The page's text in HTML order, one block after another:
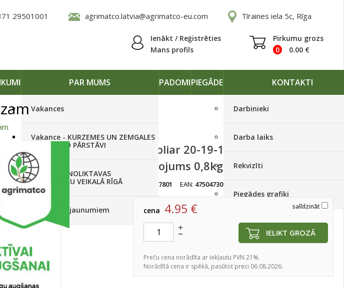
29501001 agrimatco.latvia@agrimatco-eu.com Tīraines iela 5c, Rīga
Ienākt / Reģistrēties
Mans profils
Pirkumu grozs
0
0.00 €
PAR MUMS
Vakances
Vakance - KURZEMES UN ZEMGALES
REĢIONĀLO PĀRSTĀVI
Vakance - NOLIKTAVAS
STRĀDNIEKU VEIKALĀ RĪGĀ
Pieteikties jaunumiem
PADOMIPIEGĀDE KONTAKTI
Darbinieki
Darba laiks
Rekvizīti
Piegādes grafiki
Basfoliar 20-19-19 aktīvai augšanai
mēslojums 0,8kg
7801 EAN: 4750473013149
salīdzināt
cena 4.95 €
IELIKT GROZĀ
Preču cena norādīta ar iekļautu PVN 21%.
Norādītā cena ir spēkā, pasūtot preci 06.08.2026.